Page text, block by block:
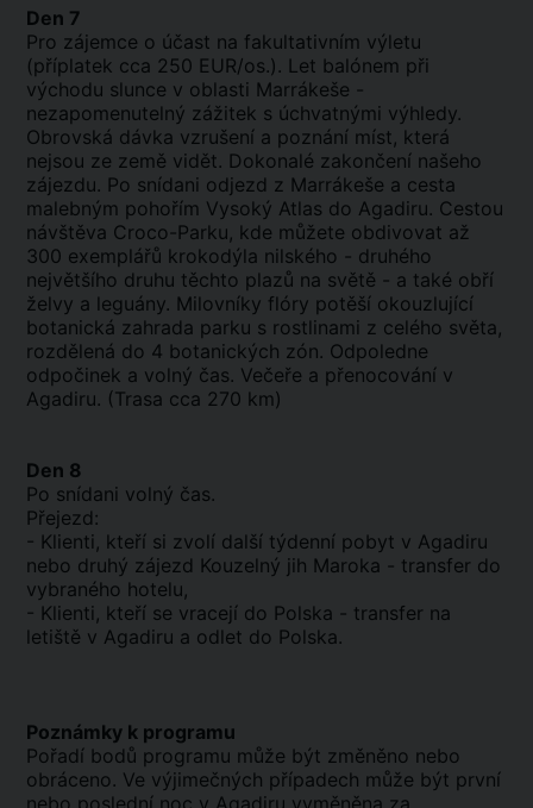
Den 7
Pro zájemce o účast na fakultativním výletu
(příplatek cca 250 EUR/os.). Let balónem při
východu slunce v oblasti Marrákeše -
nezapomenutelný zážitek s úchvatnými výhledy.
Obrovská dávka vzrušení a poznání míst, která
nejsou ze země vidět. Dokonalé zakončení našeho
zájezdu. Po snídani odjezd z Marrákeše a cesta
malebným pohořím Vysoký Atlas do Agadiru. Cestou
návštěva Croco-Parku, kde můžete obdivovat až
300 exemplářů krokodýla nilského - druhého
největšího druhu těchto plazů na světě - a také obří
želvy a leguány. Milovníky flóry potěší okouzlující
botanická zahrada parku s rostlinami z celého světa,
rozdělená do 4 botanických zón. Odpoledne
odpočinek a volný čas. Večeře a přenocování v
Agadiru. (Trasa cca 270 km)
Den 8
Po snídani volný čas.
Přejezd:
- Klienti, kteří si zvolí další týdenní pobyt v Agadiru
nebo druhý zájezd Kouzelný jih Maroka - transfer do
vybraného hotelu,
- Klienti, kteří se vracejí do Polska - transfer na
letiště v Agadiru a odlet do Polska.
Poznámky k programu
Pořadí bodů programu může být změněno nebo
obráceno. Ve výjimečných případech může být první
nebo poslední noc v Agadiru vyměněna za